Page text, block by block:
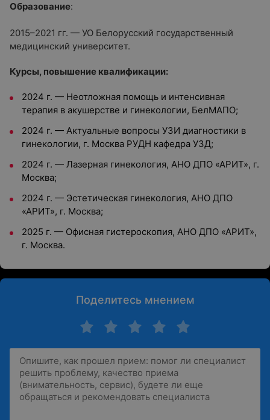
Образование:
2015–2021 гг. — УО Белорусский государственный
медицинский университет.
Курсы, повышение квалификации:
2024 г. — Неотложная помощь и интенсивная
терапия в акушерстве и гинекологии, БелМАПО;
2024 г. — Актуальные вопросы УЗИ диагностики в
гинекологии, г. Москва РУДН кафедра УЗД;
2024 г. — Лазерная гинекология, АНО ДПО «АРИТ», г.
Москва;
2024 г. — Эстетическая гинекология, АНО ДПО
«АРИТ», г. Москва;
2025 г. — Офисная гистероскопия, АНО ДПО «АРИТ»,
г. Москва.
Поделитесь мнением